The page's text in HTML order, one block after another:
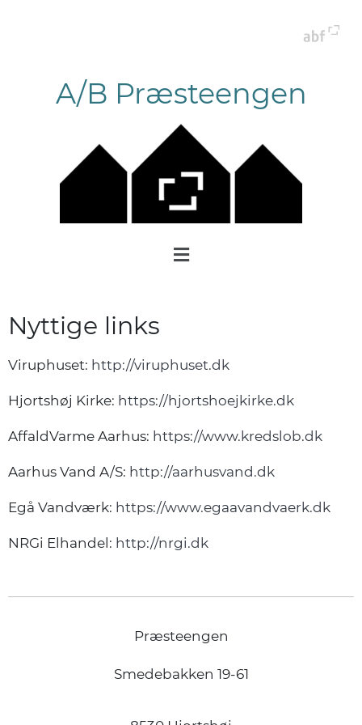
A/B Præsteengen
Nyttige links
Viruphuset: http://viruphuset.dk
Hjortshøj Kirke: https://hjortshoejkirke.dk
AffaldVarme Aarhus: https://www.kredslob.dk
Aarhus Vand A/S: http://aarhusvand.dk
Egå Vandværk: https://www.egaavandvaerk.dk
NRGi Elhandel: http://nrgi.dk
Præsteengen
Smedebakken 19-61